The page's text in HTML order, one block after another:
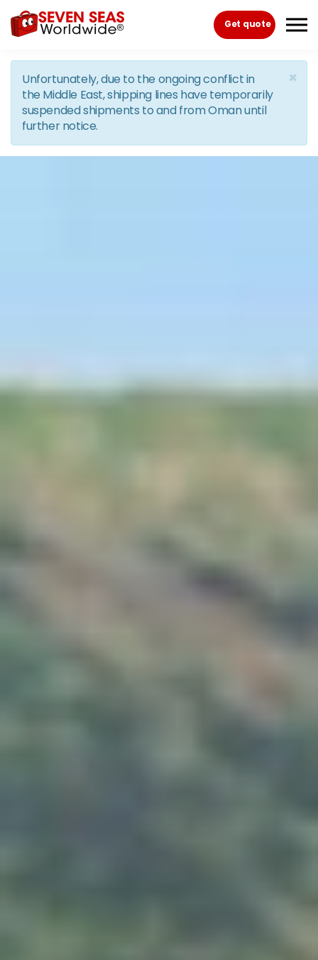
Skip to the content
Get quote
×
Unfortunately, due to the ongoing conflict in
the Middle East, shipping lines have temporarily
suspended shipments to and from Oman until
further notice.